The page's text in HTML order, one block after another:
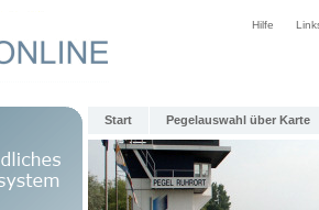
Hilfe
Start Pegelauswahl über Karte